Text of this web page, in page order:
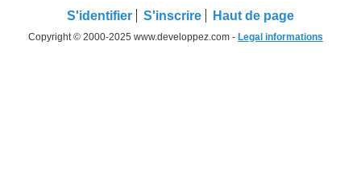
S'identifier S'inscrire Haut de page
Copyright © 2000-2025 www.developpez.com - Legal informations